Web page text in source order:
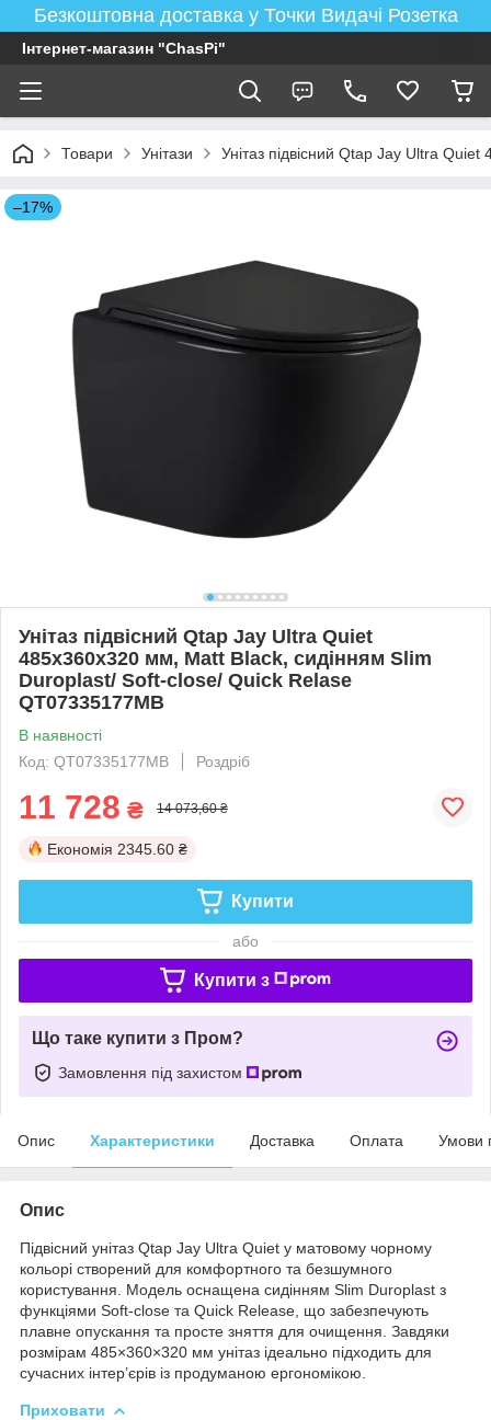
Безкоштовна доставка у Точки Видачі Розетка
Інтернет-магазин "ChasPi"
Товари Унітази Унітаз підвісний Qtap Jay Ultra
–17%
Унітаз підвісний Qtap Jay Ultra Quiet
485х360х320 мм, Matt Black, сидінням Slim
Duroplast/ Soft-close/ Quick Relase
QT07335177MB
В наявності
Код: QT07335177MB
Роздріб
11 728 ₴ 14 073,60 ₴
Економія 2345.60 ₴
Купити
або
Купити з
Що таке купити з Пром?
Замовлення під захистом
Опис Характеристики Доставка Оплата Умови
Опис
Підвісний унітаз Qtap Jay Ultra Quiet у матовому чорному
кольорі створений для комфортного та безшумного
користування. Модель оснащена сидінням Slim Duroplast з
функціями Soft-close та Quick Release, що забезпечують
плавне опускання та просте зняття для очищення. Завдяки
розмірам 485×360×320 мм унітаз ідеально підходить для
сучасних інтер’єрів із продуманою ергономікою.
Приховати